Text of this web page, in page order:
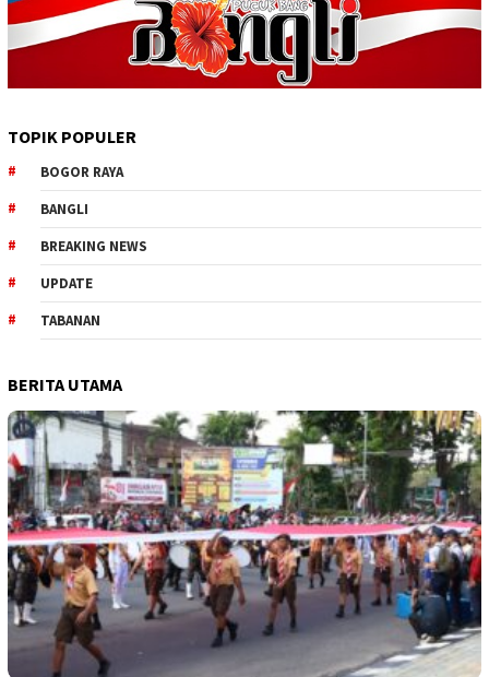
TOPIK POPULER
BOGOR RAYA
BANGLI
BREAKING NEWS
UPDATE
TABANAN
BERITA UTAMA